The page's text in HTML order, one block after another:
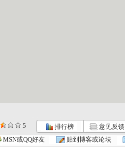
5 排行榜 意见反馈
MSN或QQ好友 贴到博客或论坛